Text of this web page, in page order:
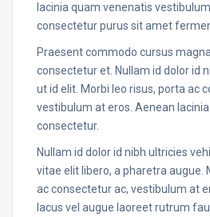
lacinia quam venenatis
consectetur purus sit amet
Praesent commodo cursus
consectetur et. Nullam id dolor id
ut id elit. Morbi leo risus, porta ac
vestibulum at eros. Aenean
consectetur.
Nullam id dolor id nibh ultricies
vitae elit libero, a pharetra augue.
ac consectetur ac, vestibulum at
lacus vel augue laoreet rutrum